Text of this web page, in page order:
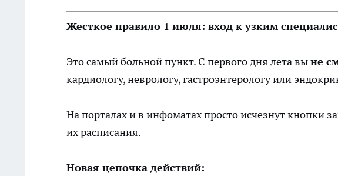
Жесткое правило 1 июля: вход к узким
Это самый больной пункт. С первого дня лета выне
кардиологу, неврологу, гастроэнтерологу или
На порталах и в инфоматах просто исчезнут кнопки
их расписания.
Новая цепочка действий: